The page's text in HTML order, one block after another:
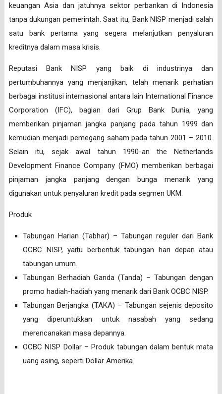
keuangan Asia dan jatuhnya sektor perbankan di Indonesia
tanpa dukungan pemerintah. Saat itu, Bank NISP menjadi salah
satu bank pertama yang segera melanjutkan penyaluran
kreditnya dalam masa krisis.
Reputasi Bank NISP yang baik di industrinya dan
pertumbuhannya yang menjanjikan, telah menarik perhatian
berbagai institusi internasional antara lain International Finance
Corporation (IFC), bagian dari Grup Bank Dunia, yang
memberikan pinjaman jangka panjang pada tahun 1999 dan
kemudian menjadi pemegang saham pada tahun 2001 – 2010.
Selain itu, sejak awal tahun 1990-an the Netherlands
Development Finance Company (FMO) memberikan berbagai
pinjaman jangka panjang dengan bunga menarik yang
digunakan untuk penyaluran kredit pada segmen UKM.
Produk
Tabungan Harian (Tabhar) – Tabungan reguler dari Bank
OCBC NISP, yaitu berbentuk tabungan hari depan atau
tabungan umum.
Tabungan Berhadiah Ganda (Tanda) – Tabungan dengan
promo hadiah-hadiah yang menarik dari Bank OCBC NISP.
Tabungan Berjangka (TAKA) – Tabungan sejenis deposito
yang diperuntukkan untuk nasabah yang sedang
merencanakan masa depannya.
OCBC NISP Dollar – Produk tabungan dalam bentuk mata
uang asing, seperti Dollar Amerika.